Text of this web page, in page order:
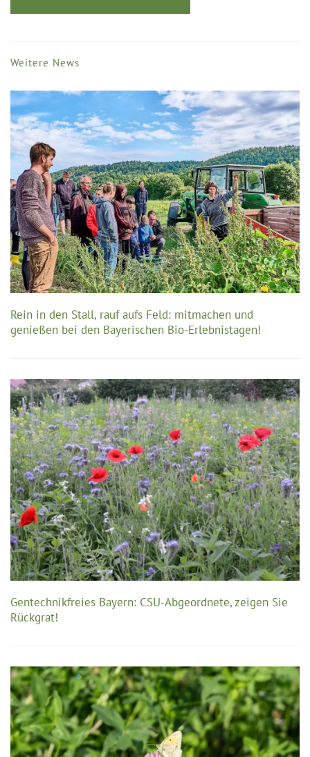
Weitere News
Rein in den Stall, rauf aufs Feld: mitmachen und
genießen bei den Bayerischen Bio-Erlebnistagen!
Gentechnikfreies Bayern: CSU-Abgeordnete, zeigen Sie
Rückgrat!